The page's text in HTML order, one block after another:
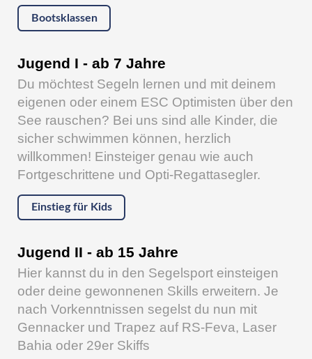
Bootsklassen
Jugend I - ab 7 Jahre
Du möchtest Segeln lernen und mit deinem
eigenen oder einem ESC Optimisten über den
See rauschen? Bei uns sind alle Kinder, die
sicher schwimmen können, herzlich
willkommen! Einsteiger genau wie auch
Fortgeschrittene und Opti-Regattasegler.
Einstieg für Kids
Jugend II - ab 15 Jahre
Hier kannst du in den Segelsport einsteigen
oder deine gewonnenen Skills erweitern. Je
nach Vorkenntnissen segelst du nun mit
Gennacker und Trapez auf RS-Feva, Laser
Bahia oder 29er Skiffs